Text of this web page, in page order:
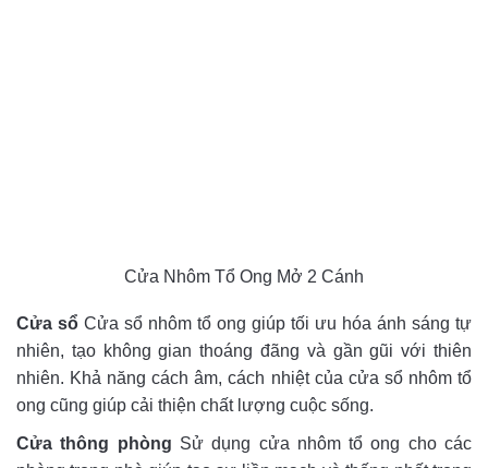
Cửa Nhôm Tổ Ong Mở 2 Cánh
Cửa sổ Cửa sổ nhôm tổ ong giúp tối ưu hóa ánh sáng tự
nhiên, tạo không gian thoáng đãng và gần gũi với thiên
nhiên. Khả năng cách âm, cách nhiệt của cửa sổ nhôm tổ
ong cũng giúp cải thiện chất lượng cuộc sống.
Cửa thông phòng Sử dụng cửa nhôm tổ ong cho các